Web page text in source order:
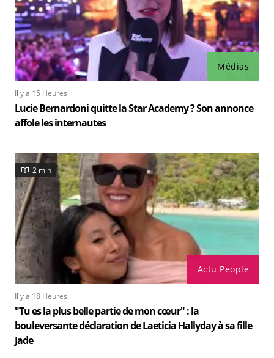
Médias
Il y a 15 Heures
Lucie Bernardoni quitte la Star Academy ? Son annonce
affole les internautes
Actu People
2 min
Il y a 18 Heures
"Tu es la plus belle partie de mon cœur" : la
bouleversante déclaration de Laeticia Hallyday à sa fille
Jade